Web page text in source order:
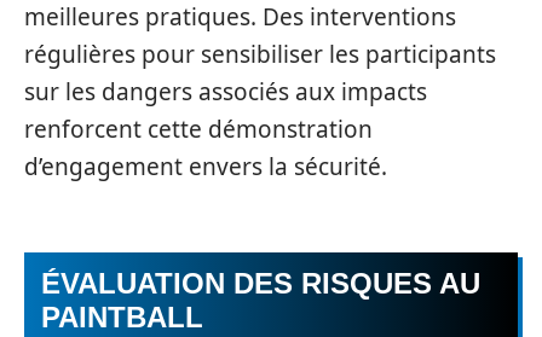
meilleures pratiques. Des interventions
régulières pour sensibiliser les participants
sur les dangers associés aux impacts
renforcent cette démonstration
d’engagement envers la sécurité.
ÉVALUATION DES RISQUES AU
PAINTBALL